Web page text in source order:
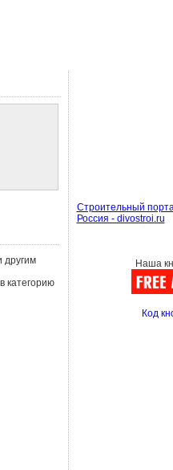
другим
категорию
Строительный
Россия - divostroi.ru
Наша
Код